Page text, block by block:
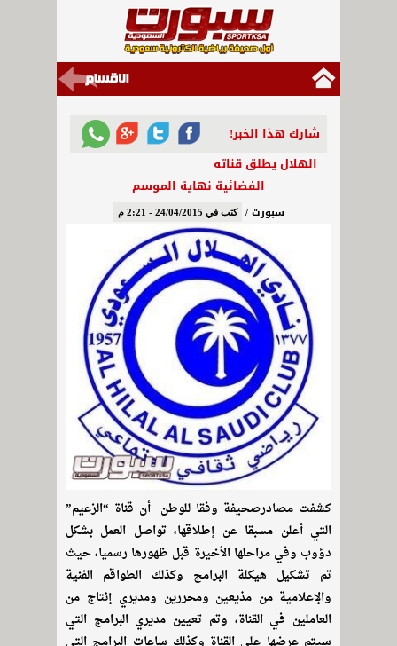
شارك هذا الخبر!
الهلال يطلق قناته
الفضائية نهاية الموسم
سبورت / كتب في 24/04/2015 - 2:21 م
كشفت مصادرصحيفة وفقا للوطن أن قناة “الزعيم”
التي أعلن مسبقا عن إطلاقها، تواصل العمل بشكل
دؤوب وفي مراحلها الأخيرة قبل ظهورها رسميا، حيث
تم تشكيل هيكلة البرامج وكذلك الطواقم الفنية
والإعلامية من مذيعين ومحررين ومديري إنتاج من
العاملين في القناة، وتم تعيين مديري البرامج التي